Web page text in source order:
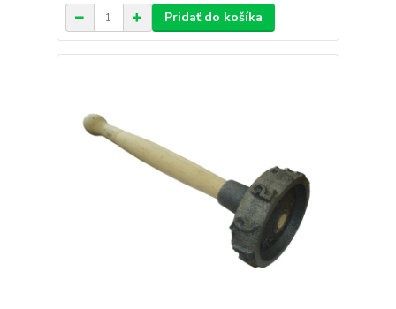
Pridať do košíka